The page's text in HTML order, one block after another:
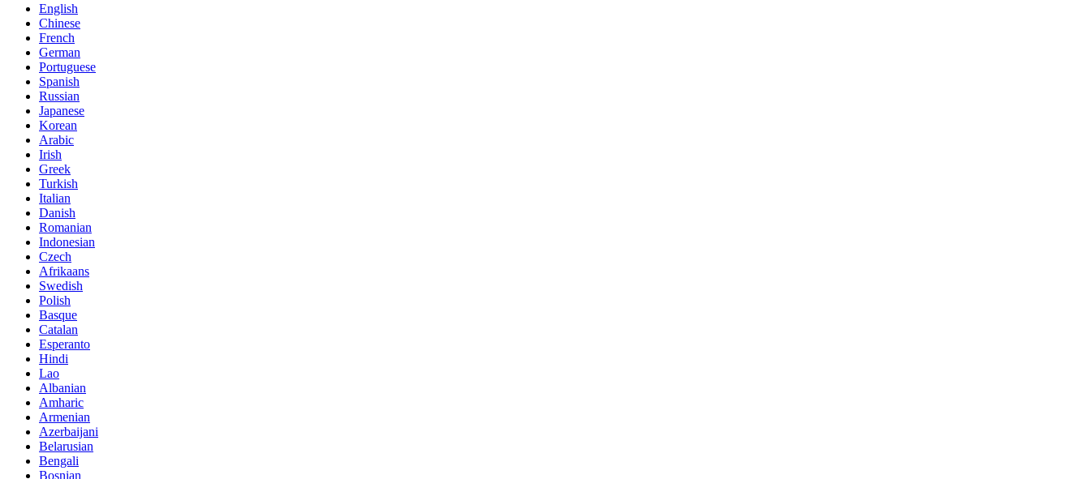
English
Chinese
French
German
Portuguese
Spanish
Russian
Japanese
Korean
Arabic
Irish
Greek
Turkish
Italian
Danish
Romanian
Indonesian
Czech
Afrikaans
Swedish
Polish
Basque
Catalan
Esperanto
Hindi
Lao
Albanian
Amharic
Armenian
Azerbaijani
Belarusian
Bengali
Bosnian